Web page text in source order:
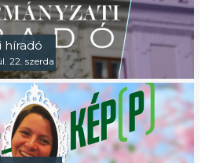
híradó
22. szerda